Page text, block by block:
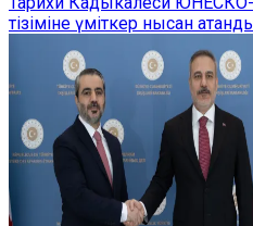
тізіміне үміткер нысан